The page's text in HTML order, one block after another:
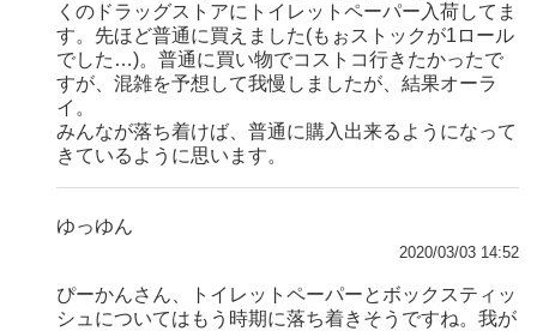
くのドラッグストアにトイレットペーパー入荷してま
す。先ほど普通に買えました(もぉストックが1ロール
でした…)。普通に買い物でコストコ行きたかったで
すが、混雑を予想して我慢しましたが、結果オーラ
イ。
みんなが落ち着けば、普通に購入出来るようになって
きているように思います。
ゆっゆん
2020/03/03 14:52
ぴーかんさん、トイレットペーパーとボックスティッ
シュについてはもう時期に落ち着きそうですね。我が